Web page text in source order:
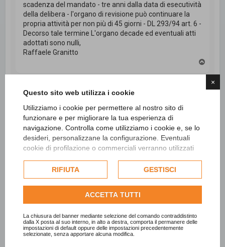
×
Questo sito web utilizza i cookie
Utilizziamo i cookie per permettere al nostro sito di
funzionare e per migliorare la tua esperienza di
navigazione. Controlla come utilizziamo i cookie e, se lo
desideri, personalizzane la configurazione. Eventuali
cookie di profilazione o commerciali verranno utilizzati
dell'utente e, se consentito, potrebbero essere utilizzati
per personalizzare gli annunci pubblicitari. Per ulteriori
informazioni su come Google utilizza i dati raccolti,
politica sulla privacy di Google
Consulta l'informativa cookie completa.
RIFIUTA GESTISCI
ACCETTA TUTTI
La chiusura del banner mediante selezione del comando contraddistinto
dalla X posta al suo interno, in alto a destra, comporta il permanere delle
impostazioni di default oppure delle impostazioni precedentemente
selezionate, senza apportare alcuna modifica.
scadenza del mandato - tre anni dalla data di esecutività
della delibera - l'organo di revisione può continuare la
propria attività per non più di 45 giorni - DL 293/94 art. 6 -
Decorso tale termine L'organo decade ed eventuali atti
adottati sono nulli,
Raffaele Granitto
p
Rispondi
4 messaggi • Pagina1di1
Vai a
CercaRicerca avanzata